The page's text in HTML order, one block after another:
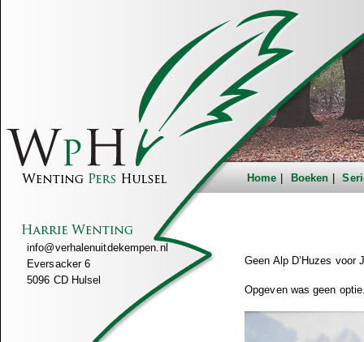
Home Boeken
info@verhalenuitdekempen.nl
Eversacker 6
5096 CD Hulsel
Geen Alp D’Huzes voor
Opgeven was geen